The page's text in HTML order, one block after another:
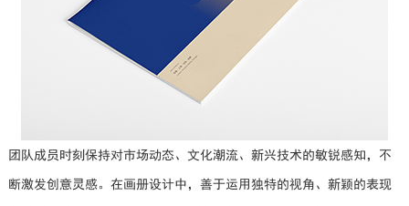
团队成员时刻保持对市场动态、文化潮流、新兴技术的敏锐感知，不
断激发创意灵感。在画册设计中，善于运用独特的视角、新颖的表现